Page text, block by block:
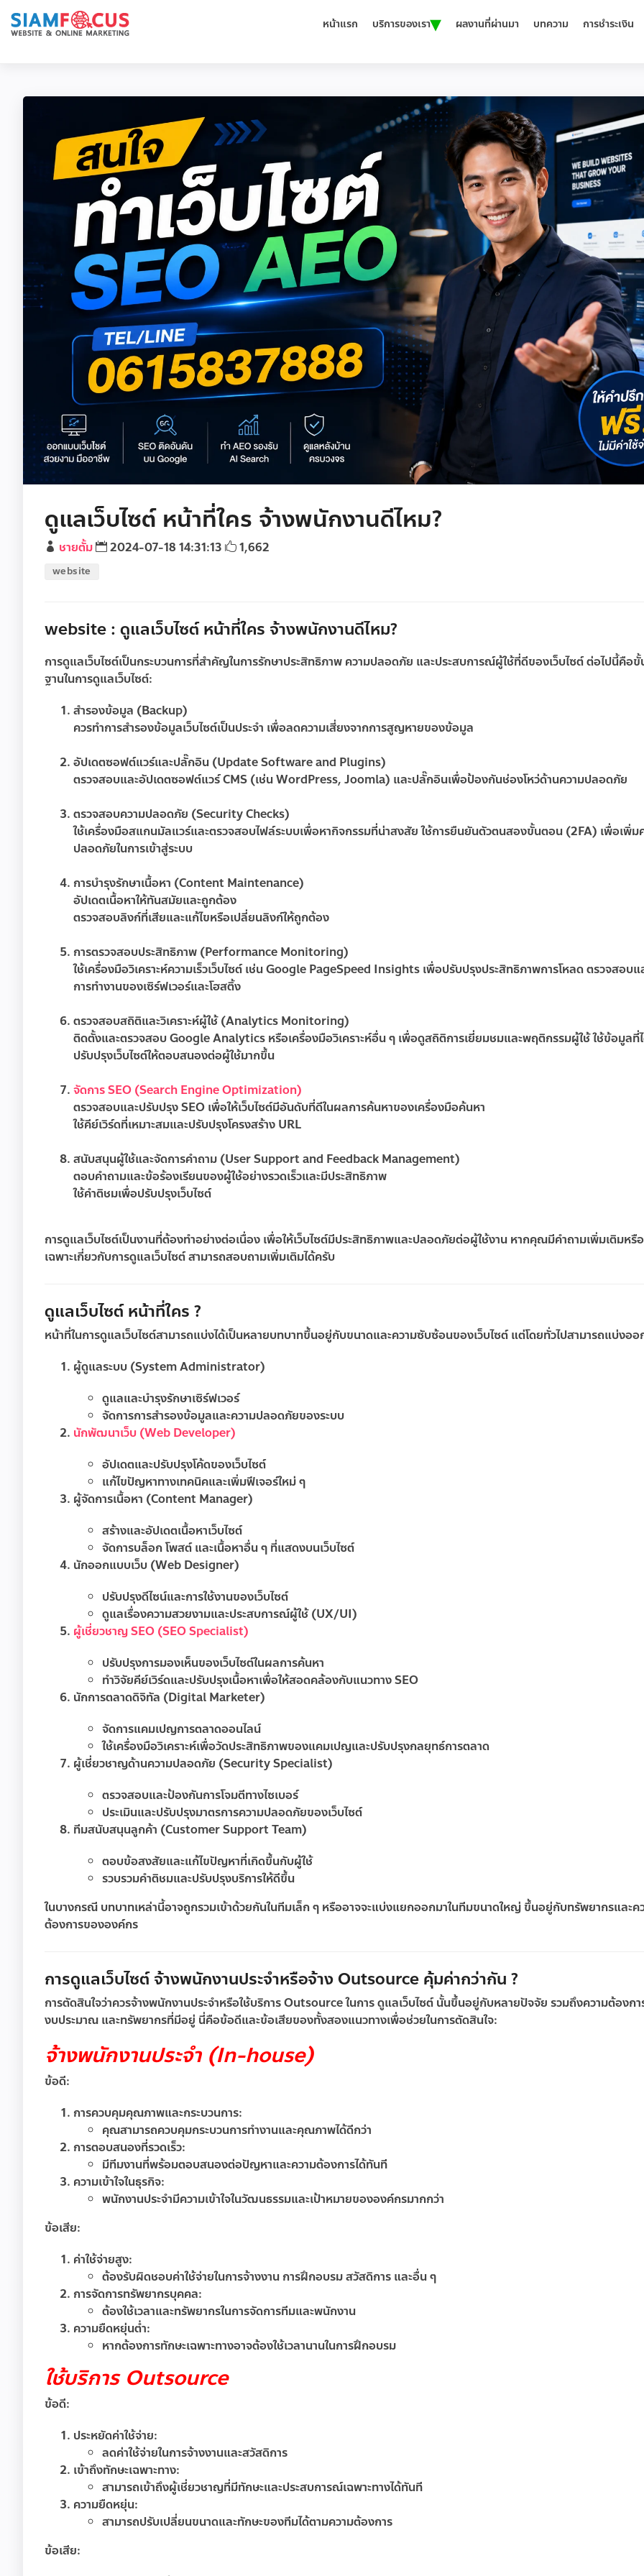
หน้าแรก บริการของเรา▾ ผลงานที่ผ่านมา บทความ การชำระเงิน
ดูแลเว็บไซต์ หน้าที่ใคร จ้างพนักงานดีไหม?
ชายตั้ม 2024-07-18 14:31:13 1,662
website
website : ดูแลเว็บไซต์ หน้าที่ใคร จ้างพนักงานดีไหม?
การดูแลเว็บไซต์เป็นกระบวนการที่สำคัญในการรักษาประสิทธิภาพ ความปลอดภัย และประสบการณ์ผู้ใช้ที่ดีของเว็บไซต์ ต่อไปนี้คือ
ฐานในการดูแลเว็บไซต์:
สำรองข้อมูล (Backup)
ควรทำการสำรองข้อมูลเว็บไซต์เป็นประจำ เพื่อลดความเสี่ยงจากการสูญหายของข้อมูล
อัปเดตซอฟต์แวร์และปลั๊กอิน (Update Software and Plugins)
ตรวจสอบและอัปเดตซอฟต์แวร์ CMS (เช่น WordPress, Joomla) และปลั๊กอินเพื่อป้องกันช่องโหว่ด้านความปลอดภัย
ตรวจสอบความปลอดภัย (Security Checks)
ใช้เครื่องมือสแกนมัลแวร์และตรวจสอบไฟล์ระบบเพื่อหากิจกรรมที่น่าสงสัย ใช้การยืนยันตัวตนสองขั้นตอน (2FA) เพื่อเพิ่ม
ปลอดภัยในการเข้าสู่ระบบ
การบำรุงรักษาเนื้อหา (Content Maintenance)
อัปเดตเนื้อหาให้ทันสมัยและถูกต้อง
ตรวจสอบลิงก์ที่เสียและแก้ไขหรือเปลี่ยนลิงก์ให้ถูกต้อง
การตรวจสอบประสิทธิภาพ (Performance Monitoring)
ใช้เครื่องมือวิเคราะห์ความเร็วเว็บไซต์ เช่น Google PageSpeed Insights เพื่อปรับปรุงประสิทธิภาพการโหลด ตรวจสอบ
การทำงานของเซิร์ฟเวอร์และโฮสติ้ง
ตรวจสอบสถิติและวิเคราะห์ผู้ใช้ (Analytics Monitoring)
ติดตั้งและตรวจสอบ Google Analytics หรือเครื่องมือวิเคราะห์อื่น ๆ เพื่อดูสถิติการเยี่ยมชมและพฤติกรรมผู้ใช้ ใช้ข้อมูลที่
ปรับปรุงเว็บไซต์ให้ตอบสนองต่อผู้ใช้มากขึ้น
จัดการ SEO (Search Engine Optimization)
ตรวจสอบและปรับปรุง SEO เพื่อให้เว็บไซต์มีอันดับที่ดีในผลการค้นหาของเครื่องมือค้นหา
ใช้คีย์เวิร์ดที่เหมาะสมและปรับปรุงโครงสร้าง URL
สนับสนุนผู้ใช้และจัดการคำถาม (User Support and Feedback Management)
ตอบคำถามและข้อร้องเรียนของผู้ใช้อย่างรวดเร็วและมีประสิทธิภาพ
ใช้คำติชมเพื่อปรับปรุงเว็บไซต์
การดูแลเว็บไซต์เป็นงานที่ต้องทำอย่างต่อเนื่อง เพื่อให้เว็บไซต์มีประสิทธิภาพและปลอดภัยต่อผู้ใช้งาน หากคุณมีคำถามเพิ่มเติมห
เฉพาะเกี่ยวกับการดูแลเว็บไซต์ สามารถสอบถามเพิ่มเติมได้ครับ
ดูแลเว็บไซต์ หน้าที่ใคร ?
หน้าที่ในการดูแลเว็บไซต์สามารถแบ่งได้เป็นหลายบทบาทขึ้นอยู่กับขนาดและความซับซ้อนของเว็บไซต์ แต่โดยทั่วไปสามารถแบ่งอ
ผู้ดูแลระบบ (System Administrator)
ดูแลและบำรุงรักษาเซิร์ฟเวอร์
จัดการการสำรองข้อมูลและความปลอดภัยของระบบ
นักพัฒนาเว็บ (Web Developer)
อัปเดตและปรับปรุงโค้ดของเว็บไซต์
แก้ไขปัญหาทางเทคนิคและเพิ่มฟีเจอร์ใหม่ ๆ
ผู้จัดการเนื้อหา (Content Manager)
สร้างและอัปเดตเนื้อหาเว็บไซต์
จัดการบล็อก โพสต์ และเนื้อหาอื่น ๆ ที่แสดงบนเว็บไซต์
นักออกแบบเว็บ (Web Designer)
ปรับปรุงดีไซน์และการใช้งานของเว็บไซต์
ดูแลเรื่องความสวยงามและประสบการณ์ผู้ใช้ (UX/UI)
ผู้เชี่ยวชาญ SEO (SEO Specialist)
ปรับปรุงการมองเห็นของเว็บไซต์ในผลการค้นหา
ทำวิจัยคีย์เวิร์ดและปรับปรุงเนื้อหาเพื่อให้สอดคล้องกับแนวทาง SEO
นักการตลาดดิจิทัล (Digital Marketer)
จัดการแคมเปญการตลาดออนไลน์
ใช้เครื่องมือวิเคราะห์เพื่อวัดประสิทธิภาพของแคมเปญและปรับปรุงกลยุทธ์การตลาด
ผู้เชี่ยวชาญด้านความปลอดภัย (Security Specialist)
ตรวจสอบและป้องกันการโจมตีทางไซเบอร์
ประเมินและปรับปรุงมาตรการความปลอดภัยของเว็บไซต์
ทีมสนับสนุนลูกค้า (Customer Support Team)
ตอบข้อสงสัยและแก้ไขปัญหาที่เกิดขึ้นกับผู้ใช้
รวบรวมคำติชมและปรับปรุงบริการให้ดีขึ้น
ในบางกรณี บทบาทเหล่านี้อาจถูกรวมเข้าด้วยกันในทีมเล็ก ๆ หรืออาจจะแบ่งแยกออกมาในทีมขนาดใหญ่ ขึ้นอยู่กับทรัพยากรและค
ต้องการขององค์กร
การดูแลเว็บไซต์ จ้างพนักงานประจำหรือจ้าง Outsource คุ้มค่ากว่ากัน ?
การตัดสินใจว่าควรจ้างพนักงานประจำหรือใช้บริการ Outsource ในการดูแลเว็บไซต์นั้นขึ้นอยู่กับหลายปัจจัย รวมถึงความต้องกา
งบประมาณ และทรัพยากรที่มีอยู่ นี่คือข้อดีและข้อเสียของทั้งสองแนวทางเพื่อช่วยในการตัดสินใจ:
จ้างพนักงานประจำ (In-house)
ข้อดี:
การควบคุมคุณภาพและกระบวนการ:
คุณสามารถควบคุมกระบวนการทำงานและคุณภาพได้ดีกว่า
การตอบสนองที่รวดเร็ว:
มีทีมงานที่พร้อมตอบสนองต่อปัญหาและความต้องการได้ทันที
ความเข้าใจในธุรกิจ:
พนักงานประจำมีความเข้าใจในวัฒนธรรมและเป้าหมายขององค์กรมากกว่า
ข้อเสีย:
ค่าใช้จ่ายสูง:
ต้องรับผิดชอบค่าใช้จ่ายในการจ้างงาน การฝึกอบรม สวัสดิการ และอื่น ๆ
การจัดการทรัพยากรบุคคล:
ต้องใช้เวลาและทรัพยากรในการจัดการทีมและพนักงาน
ความยืดหยุ่นต่ำ:
หากต้องการทักษะเฉพาะทางอาจต้องใช้เวลานานในการฝึกอบรม
ใช้บริการ Outsource
ข้อดี:
ประหยัดค่าใช้จ่าย:
ลดค่าใช้จ่ายในการจ้างงานและสวัสดิการ
เข้าถึงทักษะเฉพาะทาง:
สามารถเข้าถึงผู้เชี่ยวชาญที่มีทักษะและประสบการณ์เฉพาะทางได้ทันที
ความยืดหยุ่น:
สามารถปรับเปลี่ยนขนาดและทักษะของทีมได้ตามความต้องการ
ข้อเสีย: